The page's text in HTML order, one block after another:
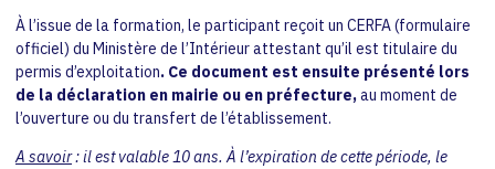
À l’issue de la formation, le participant reçoit un CERFA (formulaire
officiel) du Ministère de l’Intérieur attestant qu’il est titulaire du
permis d’exploitation. Ce document est ensuite présenté lors
de la déclaration en mairie ou en préfecture,au moment de
l’ouverture ou du transfert de l’établissement.
A savoir: il est valable 10 ans. À l’expiration de cette période, le